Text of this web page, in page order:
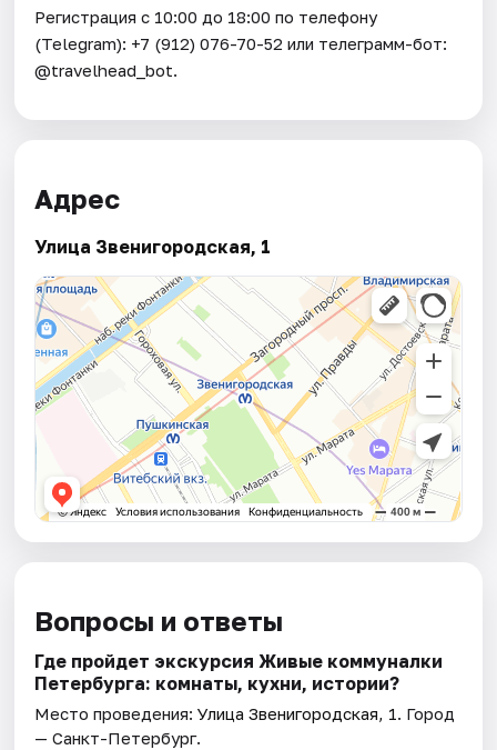
Регистрация с 10:00 до 18:00 по телефону
(Telegram): +7 (912) 076-70-52 или телеграмм-бот:
@travelhead_bot.
Адрес
Улица Звенигородская, 1
Вопросы и ответы
Где пройдет экскурсия Живые коммуналки
Петербурга: комнаты, кухни, истории?
Место проведения:Улица Звенигородская, 1. Город
— Санкт-Петербург.